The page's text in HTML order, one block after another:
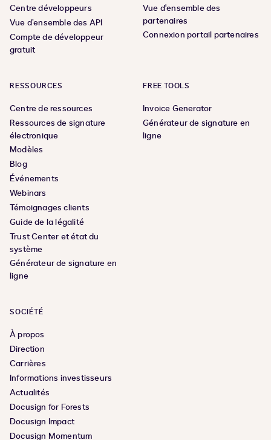
Centre développeurs
Vue d’ensemble des API
Compte de développeur
gratuit
Vue d'ensemble des
partenaires
Connexion portail partenaires
RESSOURCES
Centre de ressources
Ressources de signature
électronique
Modèles
Blog
Événements
Webinars
Témoignages clients
Guide de la légalité
Trust Center et état du
système
Générateur de signature en
ligne
FREE TOOLS
Invoice Generator
Générateur de signature en
ligne
SOCIÉTÉ
À propos
Direction
Carrières
Informations investisseurs
Actualités
Docusign for Forests
Docusign Impact
Docusign Momentum